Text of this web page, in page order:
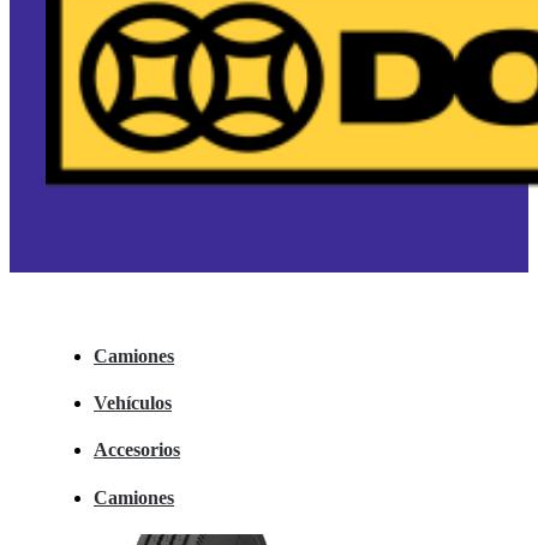
Camiones
Vehículos
Accesorios
Camiones